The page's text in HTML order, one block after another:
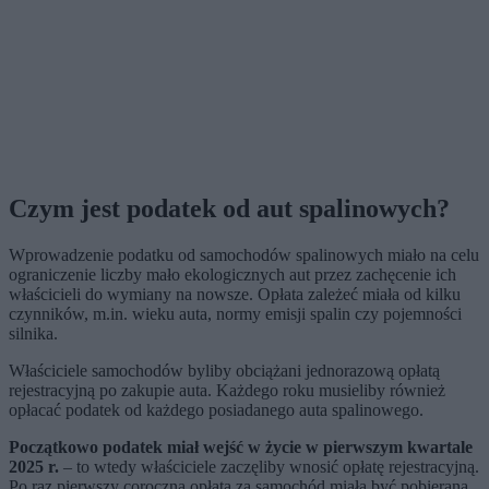
Czym jest podatek od aut spalinowych?
Wprowadzenie podatku od samochodów spalinowych miało na celu
ograniczenie liczby mało ekologicznych aut przez zachęcenie ich
właścicieli do wymiany na nowsze. Opłata zależeć miała od kilku
czynników, m.in. wieku auta, normy emisji spalin czy pojemności
silnika.
Właściciele samochodów byliby obciążani jednorazową opłatą
rejestracyjną po zakupie auta. Każdego roku musieliby również
opłacać podatek od każdego posiadanego auta spalinowego.
Początkowo podatek miał wejść w życie w pierwszym kwartale
2025 r. – to wtedy właściciele zaczęliby wnosić opłatę rejestracyjną.